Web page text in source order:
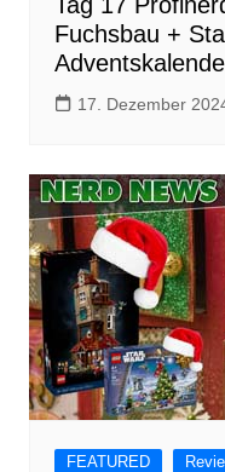
Fuchsbau +
17. Dezember
FEATURED